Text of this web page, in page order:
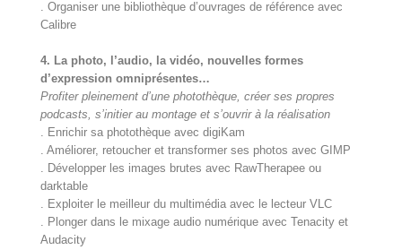
. Organiser une bibliothèque d’ouvrages de référence avec
Calibre
4. La photo, l’audio, la vidéo, nouvelles formes
d’expression omniprésentes…
Profiter pleinement d’une photothèque, créer ses propres
podcasts, s’initier au montage et s’ouvrir à la réalisation
. Enrichir sa photothèque avec digiKam
. Améliorer, retoucher et transformer ses photos avec GIMP
. Développer les images brutes avec RawTherapee ou
darktable
. Exploiter le meilleur du multimédia avec le lecteur VLC
. Plonger dans le mixage audio numérique avec Tenacity et
Audacity